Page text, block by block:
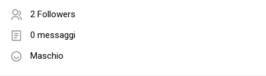
2 Followers
0 messaggi
Maschio